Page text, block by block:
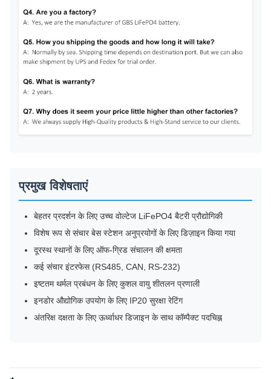
प्रमुख विशेषताएं
बेहतर प्रदर्शन के लिए उच्च वोल्टेज LiFePO4 बैटरी प्रौद्योगिकी
विशेष रूप से संचार बेस स्टेशन अनुप्रयोगों के लिए डिज़ाइन किया गया
दूरस्थ स्थानों के लिए ऑफ-ग्रिड संचालन की क्षमता
कई संचार इंटरफेस (RS485, CAN, RS-232)
इष्टतम थर्मल प्रबंधन के लिए कुशल वायु शीतलन प्रणाली
इनडोर औद्योगिक उपयोग के लिए IP20 सुरक्षा रेटिंग
अंतरिक्ष दक्षता के लिए ऊर्ध्वाधर डिजाइन के साथ कॉम्पैक्ट पदचिह्न